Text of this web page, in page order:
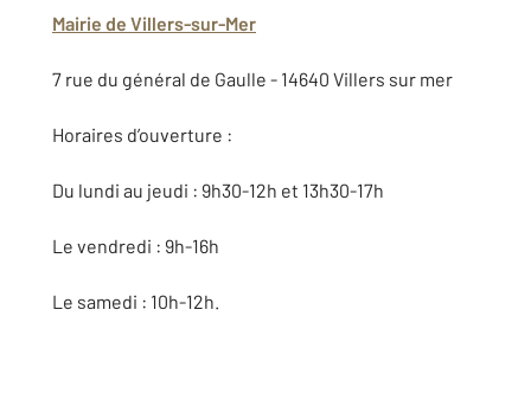
Mairie de Villers-sur-Mer
7 rue du général de Gaulle - 14640 Villers sur mer
Horaires d’ouverture :
Du lundi au jeudi : 9h30-12h et 13h30-17h
Le vendredi : 9h-16h
Le samedi : 10h-12h.